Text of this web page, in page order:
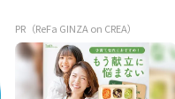
PR（ReFa GINZA on CREA）